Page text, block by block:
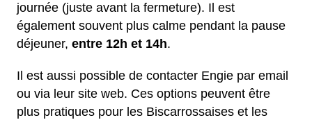
journée (juste avant la fermeture). Il est
également souvent plus calme pendant la pause
déjeuner, entre 12h et 14h.
Il est aussi possible de contacter Engie par email
ou via leur site web. Ces options peuvent être
plus pratiques pour les Biscarrossaises et les